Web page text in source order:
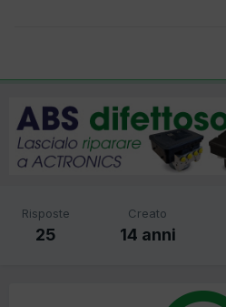
Risposte
25
Creato
14 anni